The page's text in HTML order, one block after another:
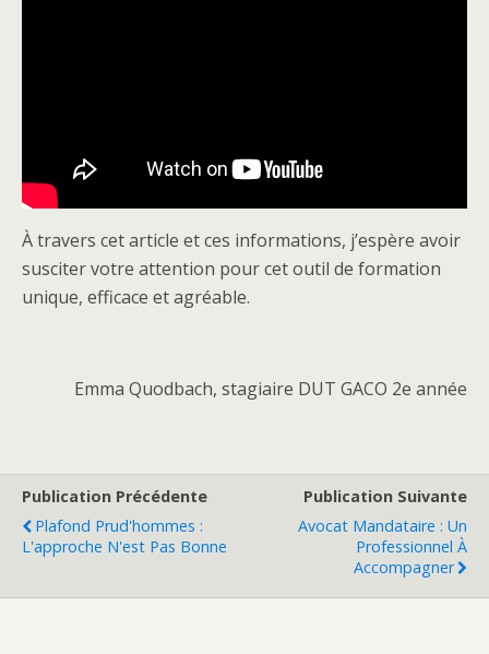
À travers cet article et ces informations, j’espère avoir
susciter votre attention pour cet outil de formation
unique, efficace et agréable.
Emma Quodbach, stagiaire DUT GACO 2e année
Publication Précédente
Plafond Prud'hommes :
L'approche N'est Pas Bonne
Publication Suivante
Avocat Mandataire : Un
Professionnel À
Accompagner